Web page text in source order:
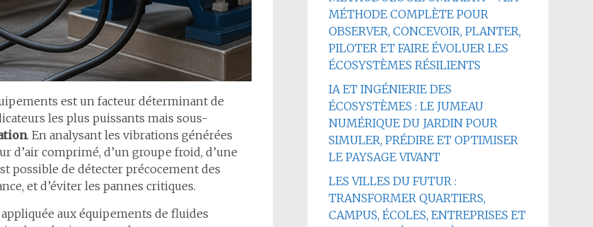
est un facteur déterminant de
les plus puissants mais sous-
. En analysant les vibrations générées
d’air comprimé, d’un groupe froid, d’une
possible de détecter précocement des
et d’éviter les pannes critiques.
aux équipements de fluides
MÉTHODE COMPLÈTE POUR
OBSERVER, CONCEVOIR, PLANTER,
PILOTER ET FAIRE ÉVOLUER LES
ÉCOSYSTÈMES RÉSILIENTS
IA ET INGÉNIERIE DES
ÉCOSYSTÈMES : LE JUMEAU
NUMÉRIQUE DU JARDIN POUR
SIMULER, PRÉDIRE ET OPTIMISER
LE PAYSAGE VIVANT
LES VILLES DU FUTUR :
TRANSFORMER QUARTIERS,
CAMPUS, ÉCOLES, ENTREPRISES ET